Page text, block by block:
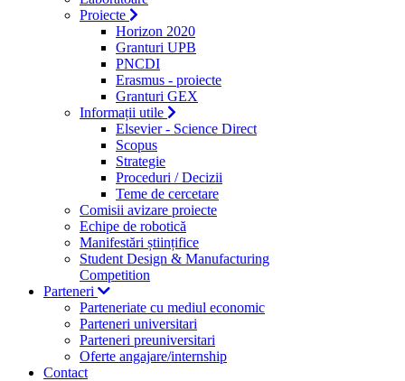
Proiecte
Horizon 2020
Granturi UPB
PNCDI
Erasmus - proiecte
Granturi GEX
Informații utile
Elsevier - Science Direct
Scopus
Strategie
Proceduri / Decizii
Teme de cercetare
Comisii avizare proiecte
Echipe de robotică
Manifestări științifice
Student Design & Manufacturing
Competition
Parteneri
Parteneriate cu mediul economic
Parteneri universitari
Parteneri preuniversitari
Oferte angajare/internship
Contact